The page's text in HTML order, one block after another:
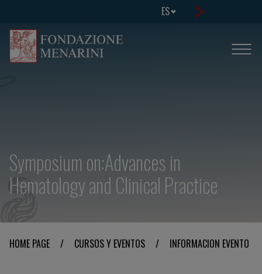
ES
Symposium on:Advances in
Hematology and Clinical Practice
HOME PAGE / CURSOS Y EVENTOS / INFORMACION EVENTO